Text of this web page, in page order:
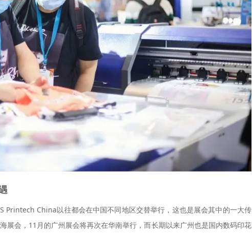
Printech China以往都会在中国不同地区交替举行，这也是展会其中的一大传
展会，11月的广州展会将再次在华南举行，而长期以来广州也是国内数码印花